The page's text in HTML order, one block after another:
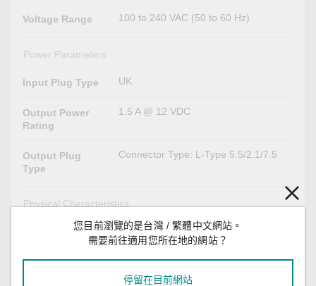
Voltage Range 100 to 240 VAC (50 to 60 Hz)
Power Parameters
Input Plug Type UK
Output Power
Rating
1.5 A @ 12 VDC
Output Plug
Type
Connector Type: L-Type 5.5/2.1/7.5
Physical Characteristics
Dimensions
50 x 91 x 82.5 mm (1.97 x 3.58 x 3.25
in)
您目前瀏覽的是台灣 / 繁體中文網站。
需要前往適用您所在地的網站？
停留在目前網站